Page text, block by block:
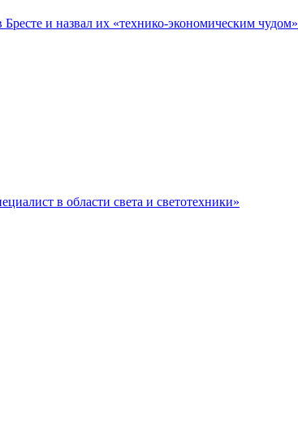
и назвал их «технико-экономическим чудом»
в области света и светотехники»